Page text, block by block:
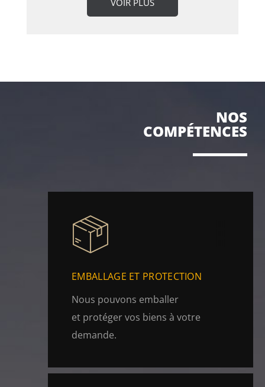
NOS
COMPÉTENCES
EMBALLAGE ET PROTECTION
Nous pouvons emballer
et protéger vos biens à votre
demande.